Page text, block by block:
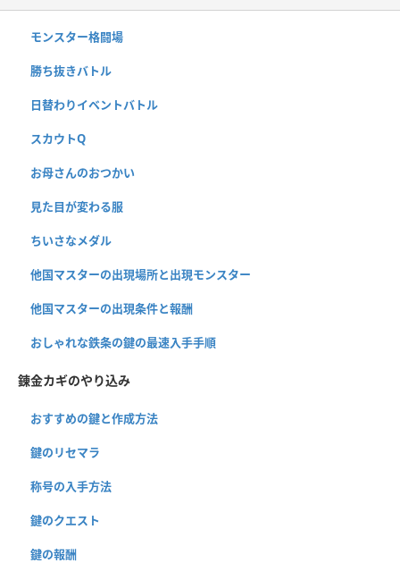
モンスター格闘場
勝ち抜きバトル
日替わりイベントバトル
スカウトQ
お母さんのおつかい
見た目が変わる服
ちいさなメダル
他国マスターの出現場所と出現モンスター
他国マスターの出現条件と報酬
おしゃれな鉄条の鍵の最速入手手順
錬金カギのやり込み
おすすめの鍵と作成方法
鍵のリセマラ
称号の入手方法
鍵のクエスト
鍵の報酬